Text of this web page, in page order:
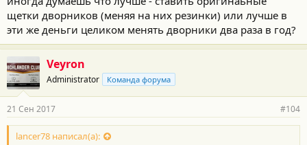
щетки дворников (меняя на них резинки) или лучше в
эти же деньги целиком менять дворники два раза в год?
Veyron
Administrator Команда форума
21 Сен 2017 #104
lancer78 написал(а):